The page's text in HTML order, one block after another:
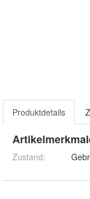
Produktdetails
Zustand: